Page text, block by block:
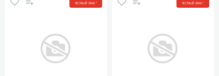
ЧЕСТНЫЙ ЗНАК * ЧЕСТНЫЙ ЗНАК *